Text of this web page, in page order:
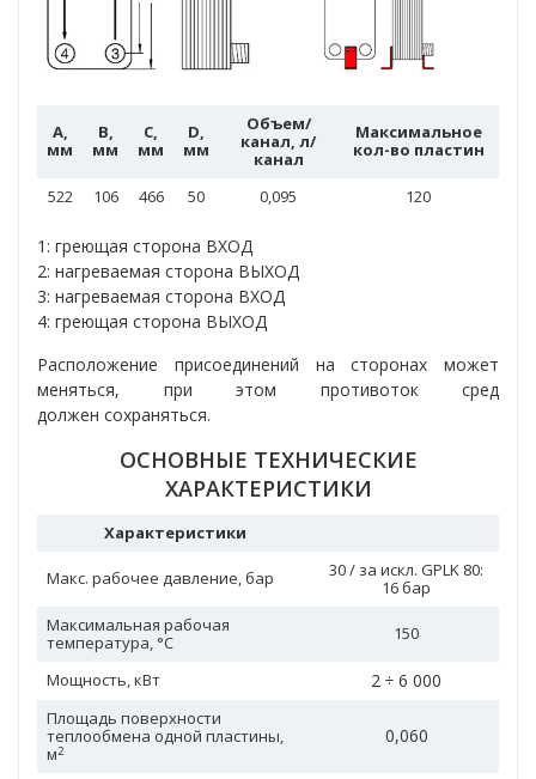
A,
мм
B,
мм
C,
мм
D,
мм
Объем/
канал, л/
канал
Максимальное
кол-во пластин
522 106 466 50 0,095 120
1: греющая сторона ВХОД
2: нагреваемая сторона ВЫХОД
3: нагреваемая сторона ВХОД
4: греющая сторона ВЫХОД
Расположение присоединений на сторонах может
меняться, при этом противоток сред
должен сохраняться.
ОСНОВНЫЕ ТЕХНИЧЕСКИЕ
ХАРАКТЕРИСТИКИ
Характеристики
Макс. рабочее давление, бар
30 / за искл. GPLK 80:
16 бар
Максимальная рабочая
температура, °С
150
Мощность, кВт 2 ÷ 6 000
Площадь поверхности
теплообмена одной пластины,
м2
0,060